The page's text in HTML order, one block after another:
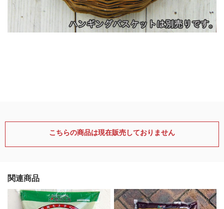
こちらの商品は現在販売しておりません
関連商品